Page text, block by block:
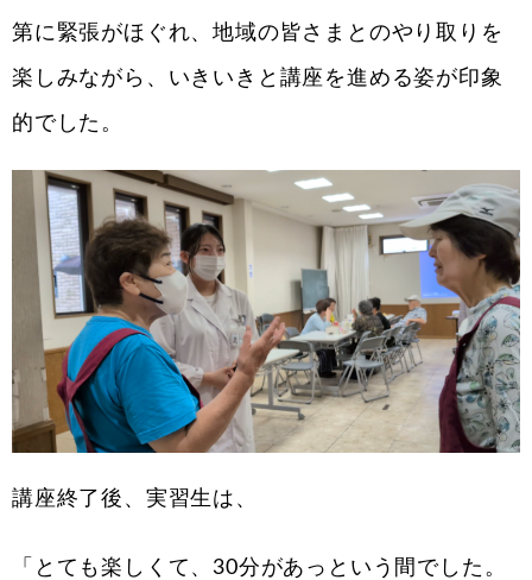
第に緊張がほぐれ、地域の皆さまとのやり取りを
楽しみながら、いきいきと講座を進める姿が印象
的でした。
講座終了後、実習生は、
「とても楽しくて、30分があっという間でした。